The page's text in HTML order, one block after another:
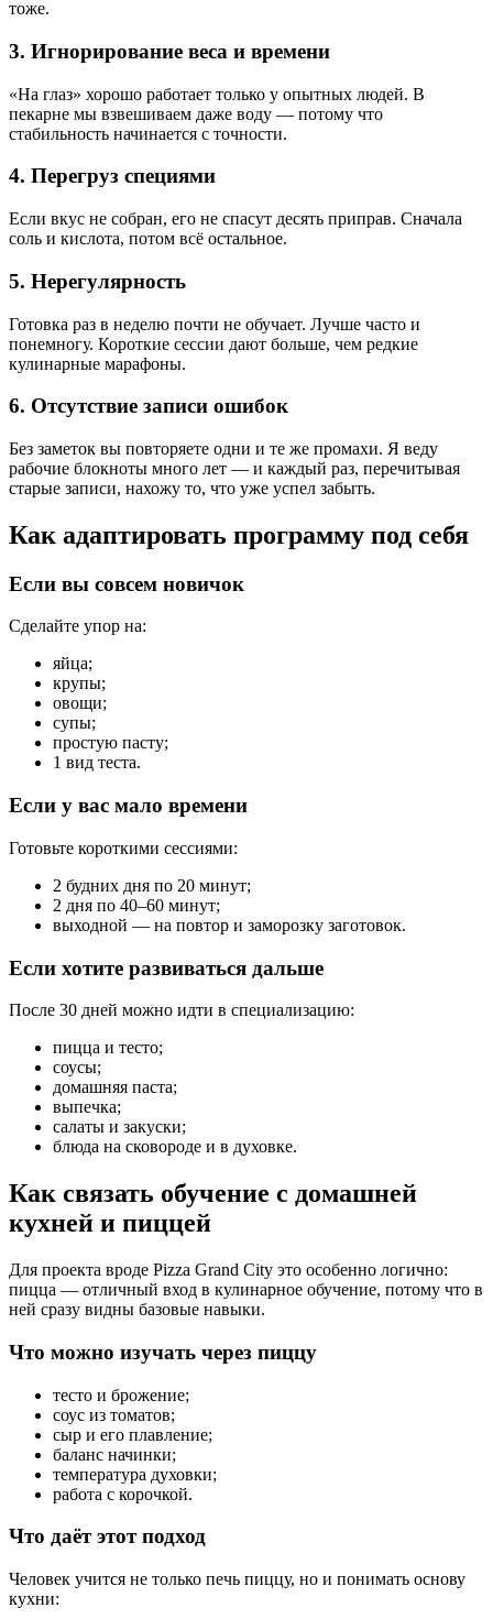
тоже.
3. Игнорирование веса и времени
«На глаз» хорошо работает только у опытных людей. В
пекарне мы взвешиваем даже воду — потому что
стабильность начинается с точности.
4. Перегруз специями
Если вкус не собран, его не спасут десять приправ. Сначала
соль и кислота, потом всё остальное.
5. Нерегулярность
Готовка раз в неделю почти не обучает. Лучше часто и
понемногу. Короткие сессии дают больше, чем редкие
кулинарные марафоны.
6. Отсутствие записи ошибок
Без заметок вы повторяете одни и те же промахи. Я веду
рабочие блокноты много лет — и каждый раз, перечитывая
старые записи, нахожу то, что уже успел забыть.
Как адаптировать программу под себя
Если вы совсем новичок
Сделайте упор на:
яйца;
крупы;
овощи;
супы;
простую пасту;
1 вид теста.
Если у вас мало времени
Готовьте короткими сессиями:
2 будних дня по 20 минут;
2 дня по 40–60 минут;
выходной — на повтор и заморозку заготовок.
Если хотите развиваться дальше
После 30 дней можно идти в специализацию:
пицца и тесто;
соусы;
домашняя паста;
выпечка;
салаты и закуски;
блюда на сковороде и в духовке.
Как связать обучение с домашней
кухней и пиццей
Для проекта вроде Pizza Grand City это особенно логично:
пицца — отличный вход в кулинарное обучение, потому что в
ней сразу видны базовые навыки.
Что можно изучать через пиццу
тесто и брожение;
соус из томатов;
сыр и его плавление;
баланс начинки;
температура духовки;
работа с корочкой.
Что даёт этот подход
Человек учится не только печь пиццу, но и понимать основу
кухни: